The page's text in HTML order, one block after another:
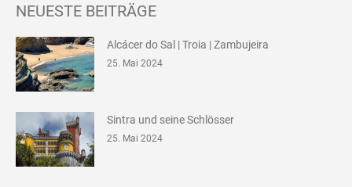
NEUESTE BEITRÄGE
Alcácer do Sal | Troia | Zambujeira
25. Mai 2024
Sintra und seine Schlösser
25. Mai 2024